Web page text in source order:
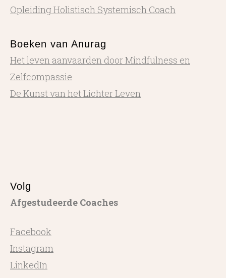
Opleiding Holistisch Systemisch Coach
Boeken van Anurag
Het leven aanvaarden door Mindfulness en
Zelfcompassie
De Kunst van het Lichter Leven
Volg
Afgestudeerde Coaches
Facebook
Instagram
LinkedIn